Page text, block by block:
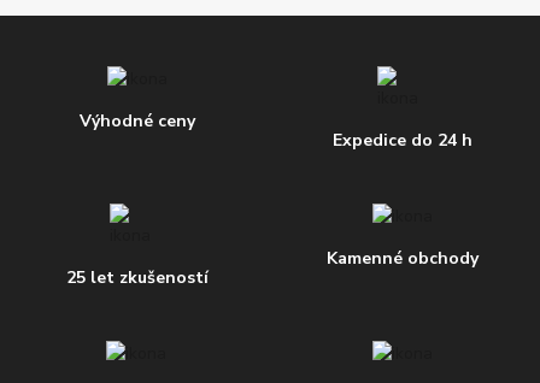
Výhodné ceny
Expedice do 24 h
25 let zkušeností
Kamenné obchody